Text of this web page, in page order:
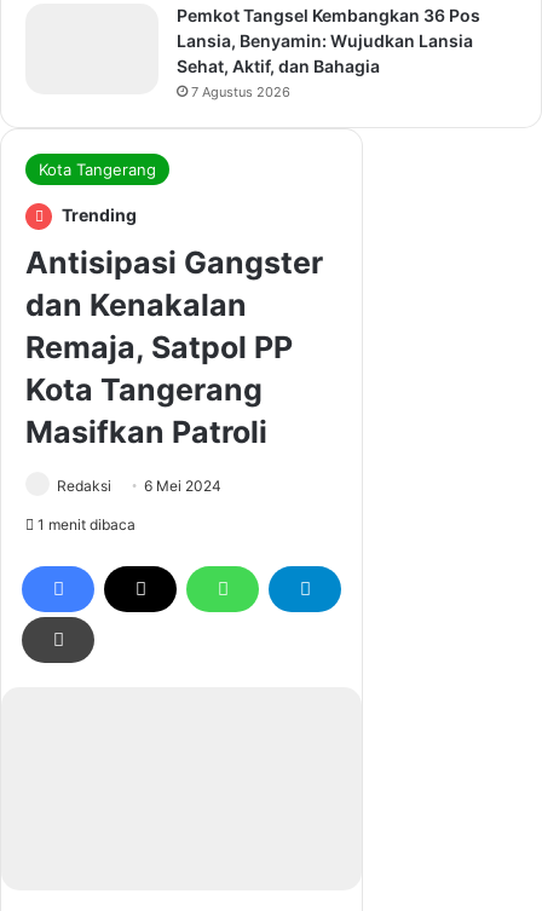
Pemkot Tangsel Kembangkan 36 Pos
Lansia, Benyamin: Wujudkan Lansia
Sehat, Aktif, dan Bahagia
7 Agustus 2026